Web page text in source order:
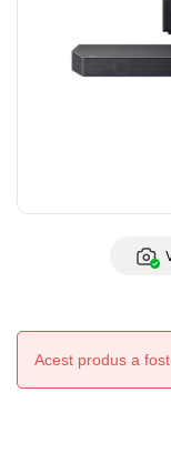
Acest produs a fost